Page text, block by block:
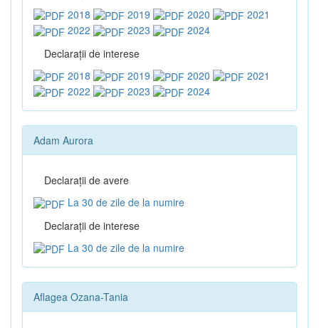
2018
2019 2020
2021
2022
2023
2024
Declaraţii de interese
2018
2019 2020
2021
2022
2023 2024
Adam Aurora
Declaraţii de avere
La 30 de zile de la numire
Declaraţii de interese
La 30 de zile de la numire
Aflagea Ozana-Tania